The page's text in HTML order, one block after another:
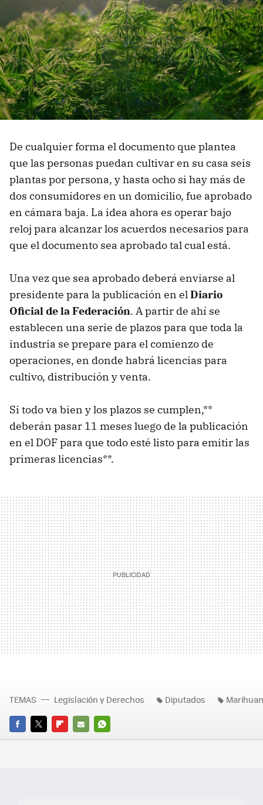
De cualquier forma el documento que plantea
que las personas puedan cultivar en su casa seis
plantas por persona, y hasta ocho si hay más de
dos consumidores en un domicilio, fue aprobado
en cámara baja. La idea ahora es operar bajo
reloj para alcanzar los acuerdos necesarios para
que el documento sea aprobado tal cual está.
Una vez que sea aprobado deberá enviarse al
presidente para la publicación en elDiario
Oficial de la Federación. A partir de ahí se
establecen una serie de plazos para que toda la
industria se prepare para el comienzo de
operaciones, en donde habrá licencias para
cultivo, distribución y venta.
Si todo va bien y los plazos se cumplen,**
deberán pasar 11 meses luego de la publicación
en el DOF para que todo esté listo para emitir las
primeras licencias**.
FACEBOOK
TWITTERFLIPBOARD
E-
WHATSAPP
TEMAS Legislación y Derechos Diputados